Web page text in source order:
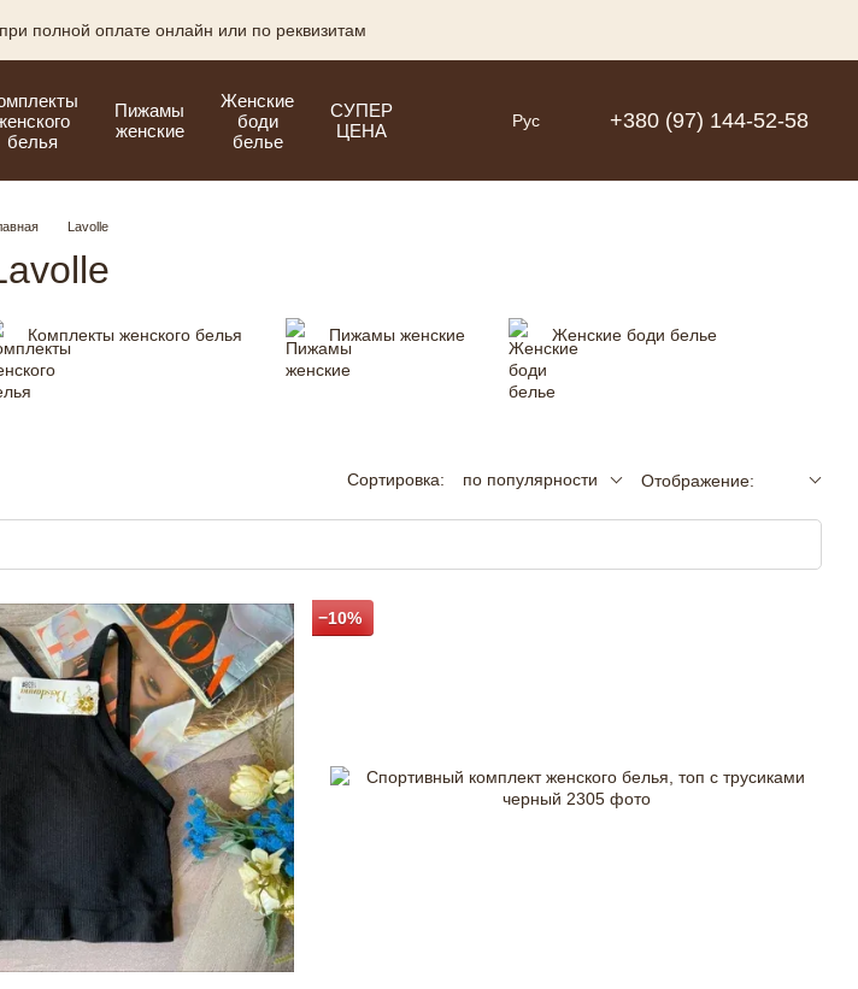
полной оплате онлайн или по реквизитам
белья
Пижамы
женские
Женские
боди
белье
СУПЕР
ЦЕНА
Рус +380 (97) 144-52-58
Lavolle
Комплекты женского белья Пижамы женские Женские боди белье
Сортировка: по популярности Отображение:
−10%